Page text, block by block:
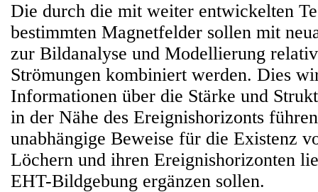
Die durch die mit weiter entwickelten
bestimmten Magnetfelder sollen mit
zur Bildanalyse und Modellierung
Strömungen kombiniert werden. Dies
Informationen über die Stärke und
in der Nähe des Ereignishorizonts
unabhängige Beweise für die Existenz
Löchern und ihren Ereignishorizonten
EHT-Bildgebung ergänzen sollen.